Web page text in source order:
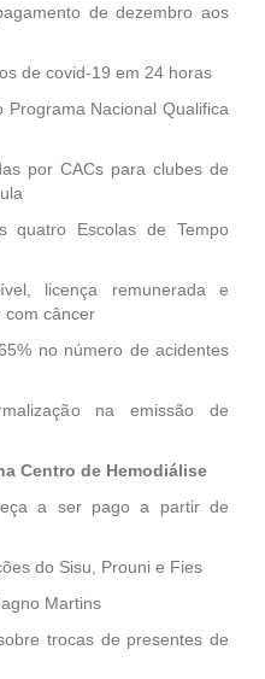
de dezembro aos
de covid-19 em 24 horas
Nacional Qualifica
por CACs para clubes de
quatro Escolas de Tempo
licença remunerada e
com câncer
no número de acidentes
na emissão de
Centro de Hemodiálise
a ser pago a partir de
do Sisu, Prouni e Fies
Martins
trocas de presentes de